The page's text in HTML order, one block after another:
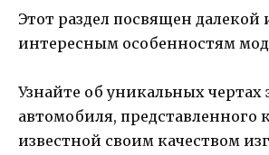
Этот раздел посвящен далекой
интересным особенностям
Узнайте об уникальных чертах
автомобиля, представленного
известной своим качеством